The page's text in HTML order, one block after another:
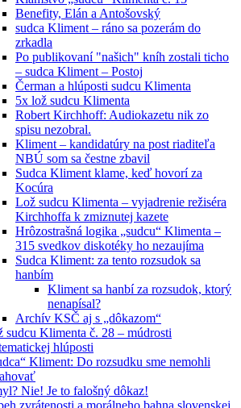
Benefity, Elán a Antošovský
sudca Kliment – ráno sa pozerám do
zrkadla
Po publikovaní "našich" kníh zostali ticho
– sudca Kliment – Postoj
Čerman a hlúposti sudcu Klimenta
5x lož sudcu Klimenta
Robert Kirchhoff: Audiokazetu nik zo
spisu nezobral.
Kliment – kandidatúry na post riaditeľa
NBÚ som sa čestne zbavil
Sudca Kliment klame, keď hovorí za
Kocúra
Lož sudcu Klimenta – vyjadrenie režiséra
Kirchhoffa k zmiznutej kazete
Hrôzostrašná logika „sudcu“ Klimenta –
315 svedkov diskotéky ho nezaujíma
Sudca Kliment: za tento rozsudok sa
hanbím
Kliment sa hanbí za rozsudok, ktorý
nenapísal?
Archív KSČ aj s „dôkazom“
sudcu Klimenta č. 28 – múdrosti
hlúposti
Kliment: Do rozsudku sme nemohli
Nie! Je to falošný dôkaz!
zvrátenosti a morálneho bahna slovenskej